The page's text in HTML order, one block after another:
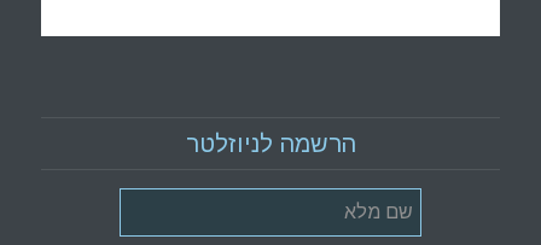
הרשמה לניוזלטר